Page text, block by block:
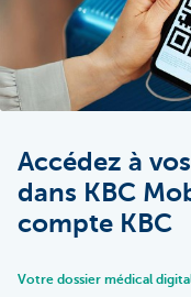
Accédez à
dans KBC
compte KBC
Votre dossier médical